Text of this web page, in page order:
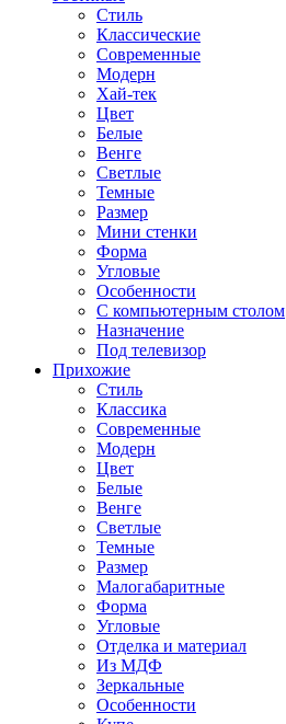
Стиль
Классические
Современные
Модерн
Хай-тек
Цвет
Белые
Венге
Светлые
Темные
Размер
Мини стенки
Форма
Угловые
Особенности
С компьютерным столом
Назначение
Под телевизор
Прихожие
Стиль
Классика
Современные
Модерн
Цвет
Белые
Венге
Светлые
Темные
Размер
Малогабаритные
Форма
Угловые
Отделка и материал
Из МДФ
Зеркальные
Особенности